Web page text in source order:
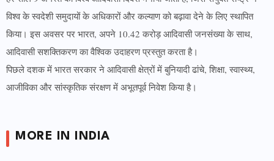
विश्व के स्वदेशी समुदायों के अधिकारों और कल्याण को बढ़ावा देने के लिए स्थापित
किया। इस अवसर पर भारत, अपने 10.42 करोड़ आदिवासी जनसंख्या के साथ,
आदिवासी सशक्तिकरण का वैश्विक उदाहरण प्रस्तुत करता है।
पिछले दशक में भारत सरकार ने आदिवासी क्षेत्रों में बुनियादी ढांचे, शिक्षा, स्वास्थ्य,
आजीविका और सांस्कृतिक संरक्षण में अभूतपूर्व निवेश किया है।
MORE IN INDIA